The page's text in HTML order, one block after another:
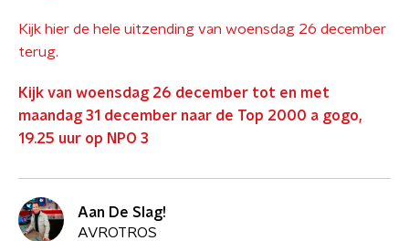
Kijk hier de hele uitzending van woensdag 26 december
terug.
Kijk van woensdag 26 december tot en met
maandag 31 december naar de Top 2000 a gogo,
19.25 uur op NPO 3
Aan De Slag!
AVROTROS